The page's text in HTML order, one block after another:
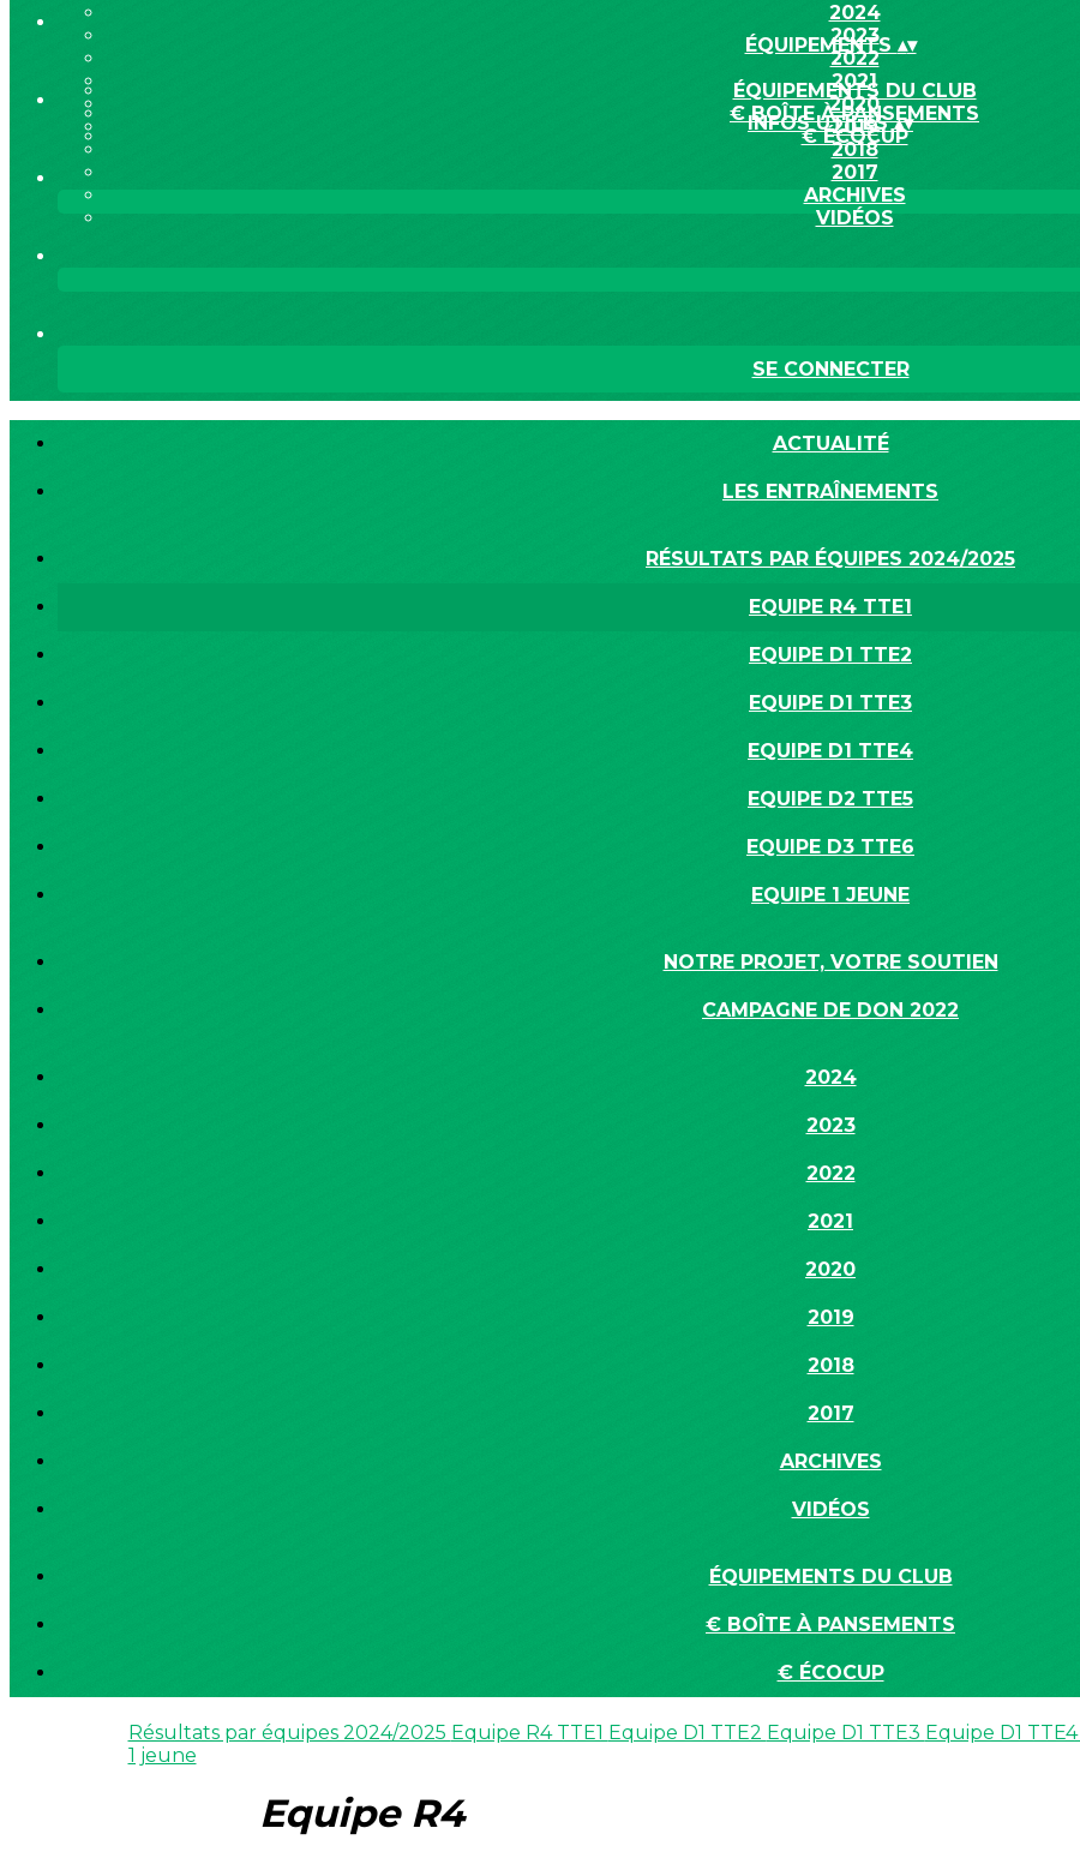
2024
2023
2022
2021
2020
2019
2018
2017
ARCHIVES
VIDÉOS
ÉQUIPEMENTS ▴▾
ÉQUIPEMENTS DU CLUB
€ BOÎTE À PANSEMENTS
€ ÉCOCUP
INFOS UTILES▴▾
SE CONNECTER
ACTUALITÉ
LES ENTRAÎNEMENTS
RÉSULTATS PAR ÉQUIPES 2024/2025
EQUIPE R4 TTE1
EQUIPE D1 TTE2
EQUIPE D1 TTE3
EQUIPE D1 TTE4
EQUIPE D2 TTE5
EQUIPE D3 TTE6
EQUIPE 1 JEUNE
NOTRE PROJET, VOTRE SOUTIEN
CAMPAGNE DE DON 2022
2024
2023
2022
2021
2020
2019
2018
2017
ARCHIVES
VIDÉOS
ÉQUIPEMENTS DU CLUB
€ BOÎTE À PANSEMENTS
€ ÉCOCUP
Résultats par équipes 2024/2025 Equipe R4 TTE1 Equipe D1 TTE2 Equipe D1 TTE3 Equipe D1 TTE4
1 jeune
Equipe R4